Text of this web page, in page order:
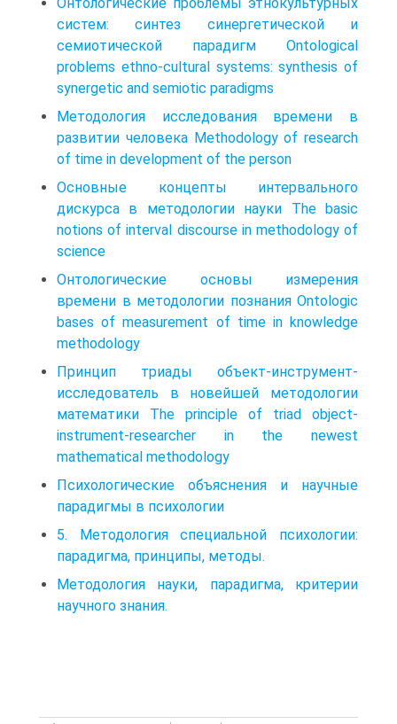
систем: синтез синергетической и
семиотической парадигм Ontological
problems ethno-cultural systems: synthesis of
synergetic and semiotic paradigms
Методология исследования времени в
развитии человека Methodology of research
of time in development of the person
Основные концепты интервального
дискурса в методологии науки The basic
notions of interval discourse in methodology of
science
Онтологические основы измерения
времени в методологии познания Ontologic
bases of measurement of time in knowledge
methodology
Принцип триады объект-инструмент-
исследователь в новейшей методологии
математики The principle of triad object-
instrument-researcher in the newest
mathematical methodology
Психологические объяснения и научные
парадигмы в психологии
5. Методология специальной психологии:
парадигма, принципы, методы.
Методология науки, парадигма, критерии
научного знания.